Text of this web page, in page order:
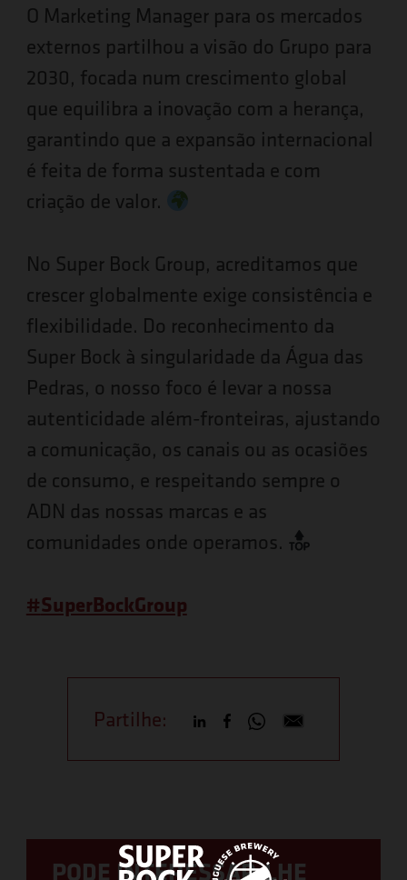
O Marketing Manager para os mercados
externos partilhou a visão do Grupo para
2030, focada num crescimento global
que equilibra a inovação com a herança,
garantindo que a expansão internacional
é feita de forma sustentada e com
criação de valor.
No Super Bock Group, acreditamos que
crescer globalmente exige consistência e
flexibilidade. Do reconhecimento da
Super Bock à singularidade da Água das
Pedras, o nosso foco é levar a nossa
autenticidade além-fronteiras, ajustando
a comunicação, os canais ou as ocasiões
de consumo, e respeitando sempre o
ADN das nossas marcas e as
comunidades onde operamos.
#SuperBockGroup
Partilhe:
PODE INTERESSAR-LHE